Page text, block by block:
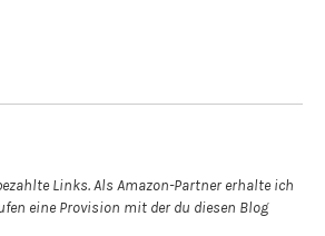
Links. Als Amazon-Partner erhalte ich
eine Provision mit der du diesen Blog